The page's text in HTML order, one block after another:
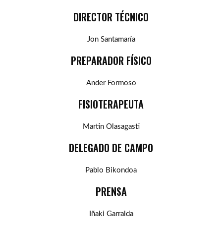
DIRECTOR TÉCNICO
Jon Santamaría
PREPARADOR FÍSICO
Ander Formoso
FISIOTERAPEUTA
Martin Olasagasti
DELEGADO DE CAMPO
Pablo Bikondoa
PRENSA
Iñaki Garralda